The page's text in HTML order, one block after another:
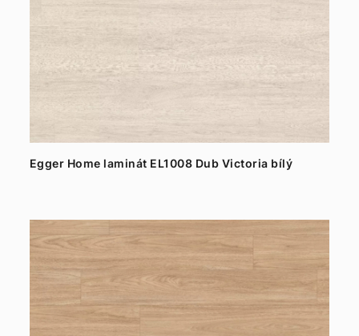
Egger Home laminát EL1008 Dub Victoria bílý